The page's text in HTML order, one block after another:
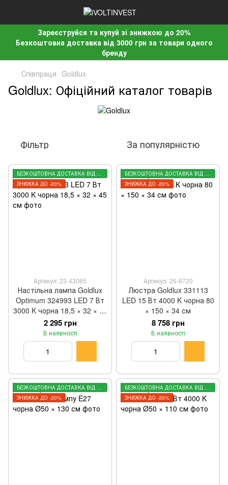
Зареєструйся та купуй зі знижкою до 20%
Безкоштовна доставка від 3000 грн за товари одного
бренду
Співпраця Goldlux
Goldlux: Офіційний каталог товарів
Фільтр За популярністю
БЕЗКОШТОВНА ДОСТАВКА ВІД 3000 ГРН
ЗНИЖКА ДО -20%
Артикул: 23-43065
Настільна лампа Goldlux
Optimum 324993 LED 7 Вт
3000 K чорна 18,5 × 32 × 45
см
2 295 грн
В наявності
БЕЗКОШТОВНА ДОСТАВКА ВІД 3000 ГРН
ЗНИЖКА ДО -20%
Артикул: 26-6720
Люстра Goldlux 331113
LED 15 Вт 4000 K чорна 80
× 150 × 34 см
8 758 грн
В наявності
БЕЗКОШТОВНА ДОСТАВКА ВІД 3000 ГРН
ЗНИЖКА ДО -20%
БЕЗКОШТОВНА ДОСТАВКА ВІД 3000 ГРН
ЗНИЖКА ДО -20%